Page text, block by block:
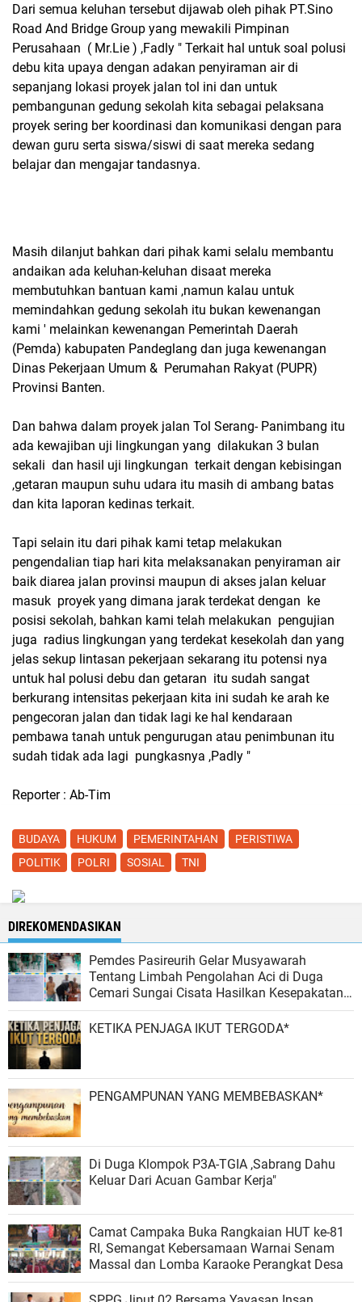
Dari semua keluhan tersebut dijawab oleh pihak PT.Sino
Road And Bridge Group yang mewakili Pimpinan
Perusahaan ( Mr.Lie ) ,Fadly " Terkait hal untuk soal polusi
debu kita upaya dengan adakan penyiraman air di
sepanjang lokasi proyek jalan tol ini dan untuk
pembangunan gedung sekolah kita sebagai pelaksana
proyek sering ber koordinasi dan komunikasi dengan para
dewan guru serta siswa/siswi di saat mereka sedang
belajar dan mengajar tandasnya.
Masih dilanjut bahkan dari pihak kami selalu membantu
andaikan ada keluhan-keluhan disaat mereka
membutuhkan bantuan kami ,namun kalau untuk
memindahkan gedung sekolah itu bukan kewenangan
kami ' melainkan kewenangan Pemerintah Daerah
(Pemda) kabupaten Pandeglang dan juga kewenangan
Dinas Pekerjaan Umum & Perumahan Rakyat (PUPR)
Provinsi Banten.
Dan bahwa dalam proyek jalan Tol Serang- Panimbang itu
ada kewajiban uji lingkungan yang dilakukan 3 bulan
sekali dan hasil uji lingkungan terkait dengan kebisingan
,getaran maupun suhu udara itu masih di ambang batas
dan kita laporan kedinas terkait.
Tapi selain itu dari pihak kami tetap melakukan
pengendalian tiap hari kita melaksanakan penyiraman air
baik diarea jalan provinsi maupun di akses jalan keluar
masuk proyek yang dimana jarak terdekat dengan ke
posisi sekolah, bahkan kami telah melakukan pengujian
juga radius lingkungan yang terdekat kesekolah dan yang
jelas sekup lintasan pekerjaan sekarang itu potensi nya
untuk hal polusi debu dan getaran itu sudah sangat
berkurang intensitas pekerjaan kita ini sudah ke arah ke
pengecoran jalan dan tidak lagi ke hal kendaraan
pembawa tanah untuk pengurugan atau penimbunan itu
sudah tidak ada lagi pungkasnya ,Padly "
Reporter : Ab-Tim
BUDAYA HUKUM PEMERINTAHAN
PERISTIWA
POLITIK
POLRI SOSIAL TNI
DIREKOMENDASIKAN
Pemdes Pasireurih Gelar Musyawarah
Tentang Limbah Pengolahan Aci di Duga
Cemari Sungai Cisata Hasilkan Kesepakatan
Tutup Sementara
KETIKA PENJAGA IKUT TERGODA*
PENGAMPUNAN YANG MEMBEBASKAN*
Di Duga Klompok P3A-TGIA ,Sabrang Dahu
Keluar Dari Acuan Gambar Kerja"
Camat Campaka Buka Rangkaian HUT ke-81
RI, Semangat Kebersamaan Warnai Senam
Massal dan Lomba Karaoke Perangkat Desa